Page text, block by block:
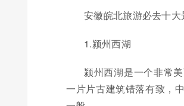
安徽皖北旅游必去十大
1.颍州西湖
颍州西湖是一个非常
一片片古建筑错落有致，